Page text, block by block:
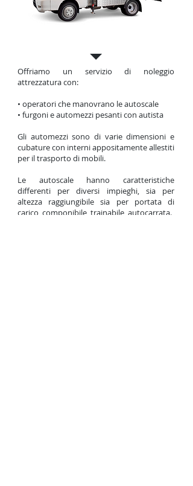
Offriamo un servizio di noleggio
attrezzatura con:
• operatori che manovrano le autoscale
• furgoni e automezzi pesanti con autista
Gli automezzi sono di varie dimensioni e
cubature con interni appositamente allestiti
per il trasporto di mobili.
Le autoscale hanno caratteristiche
differenti per diversi impieghi, sia per
altezza raggiungibile sia per portata di
carico, componibile, trainabile, autocarrata.